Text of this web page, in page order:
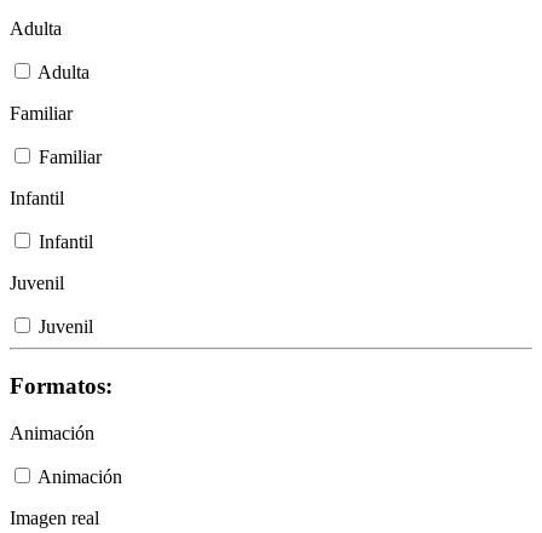
Adulta
Adulta
Familiar
Familiar
Infantil
Infantil
Juvenil
Juvenil
Formatos:
Animación
Animación
Imagen real